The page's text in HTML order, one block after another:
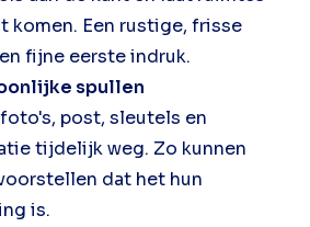
komen. Een rustige, frisse
fijne eerste indruk.
spullen
post, sleutels en
tijdelijk weg. Zo kunnen
dat het hun
is.